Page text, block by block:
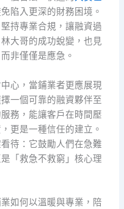
陷入更深的財務困境。
持專業合規，讓融資過
大哥的成功蛻變，也見
非僅僅是應急。
心，當鋪業者更應展現
一個可靠的融資夥伴至
務，能讓客戶在時間壓
更是一種信任的建立。
待：它鼓勵人們在急難
「救急不救窮」核心理
如何以溫暖與專業，陪